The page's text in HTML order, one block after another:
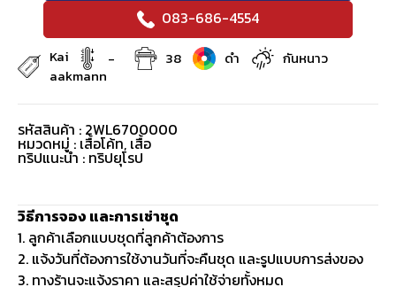
083-686-4554
Kai
aakmann
- 38 ดำ กันหนาว
รหัสสินค้า : 2WL6700000
หมวดหมู่ : เสื้อโค้ท, เสื้อ
ทริปแนะนำ : ทริปยุโรป
วิธีการจอง และการเช่าชุด
1. ลูกค้าเลือกแบบชุดที่ลูกค้าต้องการ
2. แจ้งวันที่ต้องการใช้งานวันที่จะคืนชุด และรูปแบบการส่งของ
3. ทางร้านจะแจ้งราคา และสรุปค่าใช้จ่ายทั้งหมด